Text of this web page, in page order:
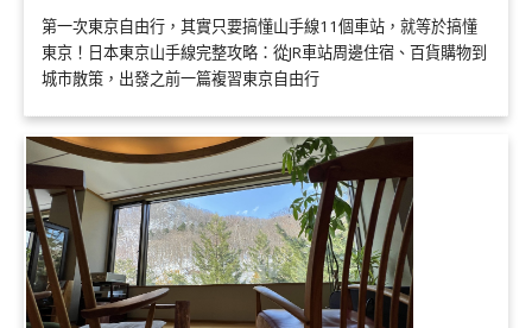
第一次東京自由行，其實只要搞懂山手線11個車站，就等於搞懂
東京！日本東京山手線完整攻略：從JR車站周邊住宿、百貨購物到
城市散策，出發之前一篇複習東京自由行